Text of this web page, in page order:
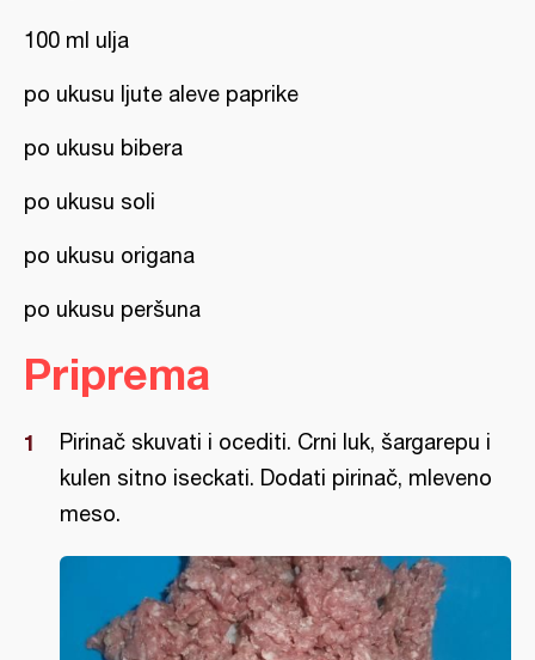
100 ml ulja
po ukusu ljute aleve paprike
po ukusu bibera
po ukusu soli
po ukusu origana
po ukusu peršuna
Priprema
Pirinač skuvati i ocediti. Crni luk, šargarepu i
kulen sitno iseckati. Dodati pirinač, mleveno
meso.